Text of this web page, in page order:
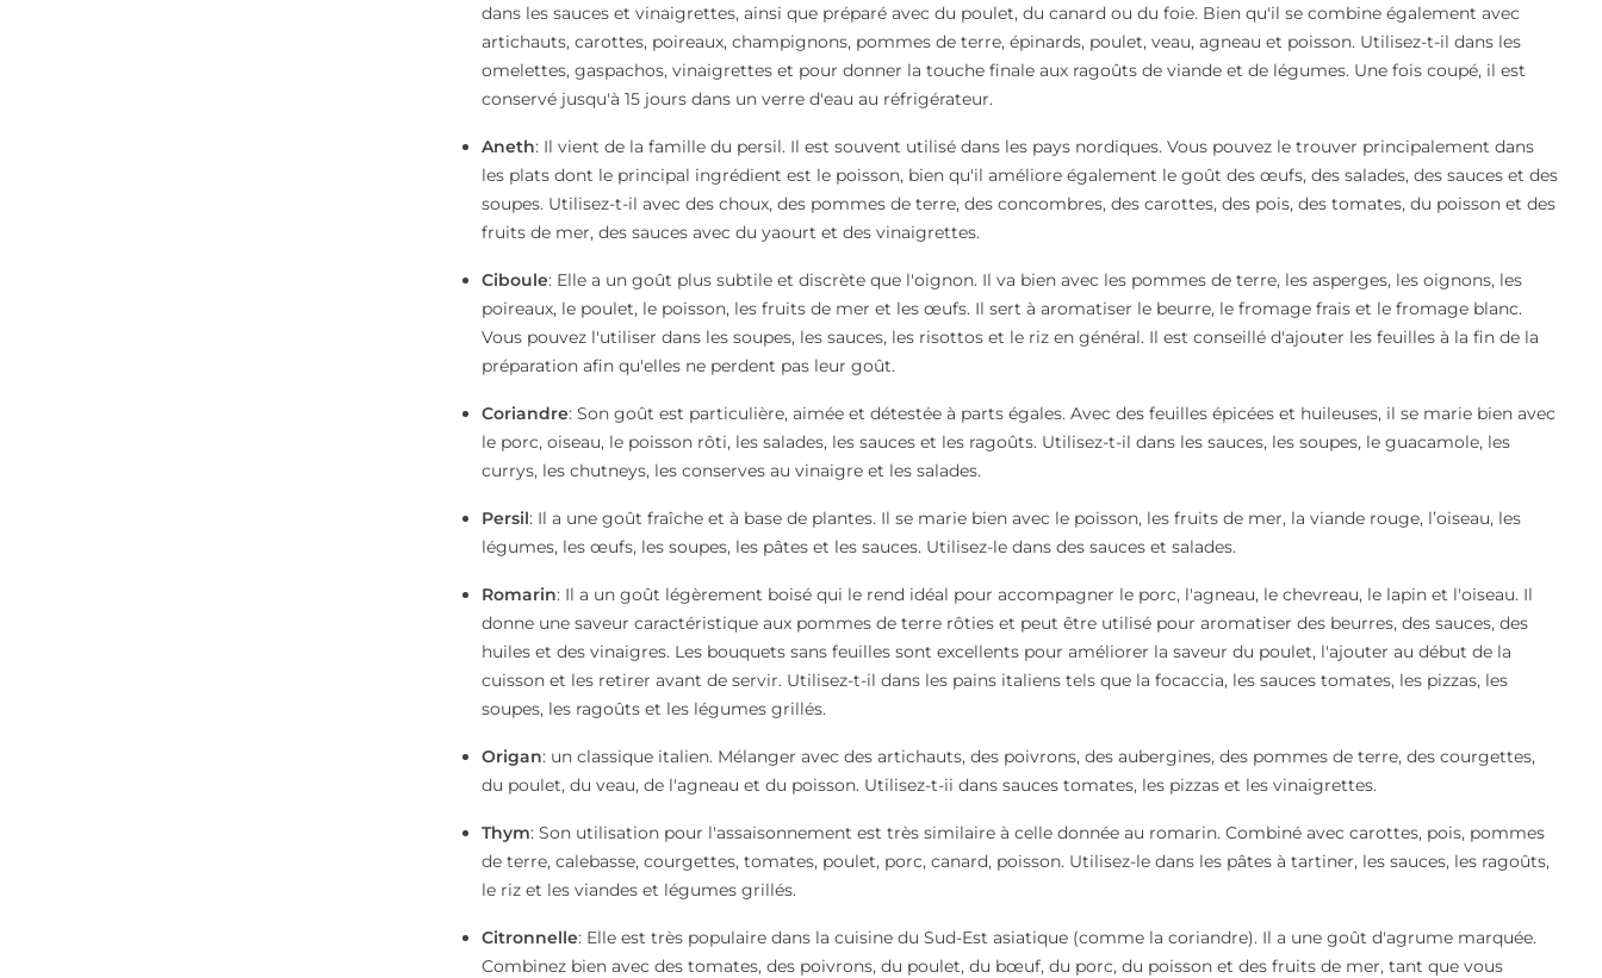
dans les sauces et vinaigrettes, ainsi que préparé avec du poulet, du canard ou du foie. Bien qu'il se combine également avec
artichauts, carottes, poireaux, champignons, pommes de terre, épinards, poulet, veau, agneau et poisson. Utilisez-t-il dans les
omelettes, gaspachos, vinaigrettes et pour donner la touche finale aux ragoûts de viande et de légumes. Une fois coupé, il est
conservé jusqu'à 15 jours dans un verre d'eau au réfrigérateur.
Aneth: Il vient de la famille du persil. Il est souvent utilisé dans les pays nordiques. Vous pouvez le trouver principalement dans
les plats dont le principal ingrédient est le poisson, bien qu'il améliore également le goût des œufs, des salades, des sauces et des
soupes. Utilisez-t-il avec des choux, des pommes de terre, des concombres, des carottes, des pois, des tomates, du poisson et des
fruits de mer, des sauces avec du yaourt et des vinaigrettes.
Ciboule: Elle a un goût plus subtile et discrète que l'oignon. Il va bien avec les pommes de terre, les asperges, les oignons, les
poireaux, le poulet, le poisson, les fruits de mer et les œufs. Il sert à aromatiser le beurre, le fromage frais et le fromage blanc.
Vous pouvez l'utiliser dans les soupes, les sauces, les risottos et le riz en général. Il est conseillé d'ajouter les feuilles à la fin de la
préparation afin qu'elles ne perdent pas leur goût.
Coriandre: Son goût est particulière, aimée et détestée à parts égales. Avec des feuilles épicées et huileuses, il se marie bien avec
le porc, oiseau, le poisson rôti, les salades, les sauces et les ragoûts. Utilisez-t-il dans les sauces, les soupes, le guacamole, les
currys, les chutneys, les conserves au vinaigre et les salades.
Persil: Il a une goût fraîche et à base de plantes. Il se marie bien avec le poisson, les fruits de mer, la viande rouge, l’oiseau, les
légumes, les œufs, les soupes, les pâtes et les sauces. Utilisez-le dans des sauces et salades.
Romarin: Il a un goût légèrement boisé qui le rend idéal pour accompagner le porc, l'agneau, le chevreau, le lapin et l'oiseau. Il
donne une saveur caractéristique aux pommes de terre rôties et peut être utilisé pour aromatiser des beurres, des sauces, des
huiles et des vinaigres. Les bouquets sans feuilles sont excellents pour améliorer la saveur du poulet, l'ajouter au début de la
cuisson et les retirer avant de servir. Utilisez-t-il dans les pains italiens tels que la focaccia, les sauces tomates, les pizzas, les
soupes, les ragoûts et les légumes grillés.
Origan: un classique italien. Mélanger avec des artichauts, des poivrons, des aubergines, des pommes de terre, des courgettes,
du poulet, du veau, de l'agneau et du poisson. Utilisez-t-ii dans sauces tomates, les pizzas et les vinaigrettes.
Thym: Son utilisation pour l'assaisonnement est très similaire à celle donnée au romarin. Combiné avec carottes, pois, pommes
de terre, calebasse, courgettes, tomates, poulet, porc, canard, poisson. Utilisez-le dans les pâtes à tartiner, les sauces, les ragoûts,
le riz et les viandes et légumes grillés.
Citronnelle: Elle est très populaire dans la cuisine du Sud-Est asiatique (comme la coriandre). Il a une goût d'agrume marquée.
Combinez bien avec des tomates, des poivrons, du poulet, du bœuf, du porc, du poisson et des fruits de mer, tant que vous